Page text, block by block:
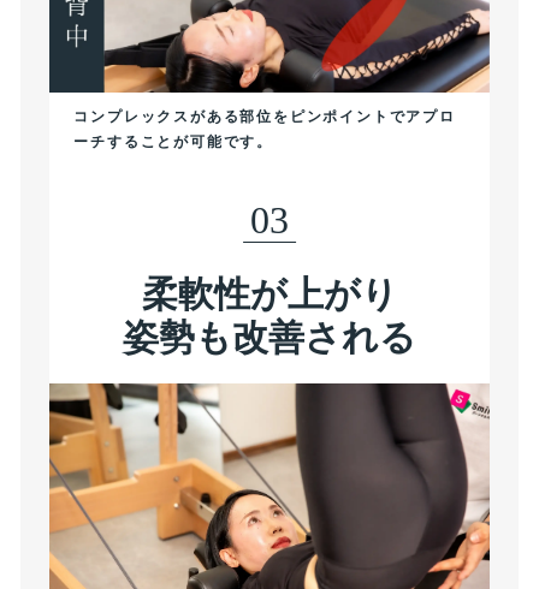
コンプレックスがある部位をピンポイントでアプロ
ーチすることが可能です。
03
柔軟性が上がり
姿勢も改善される